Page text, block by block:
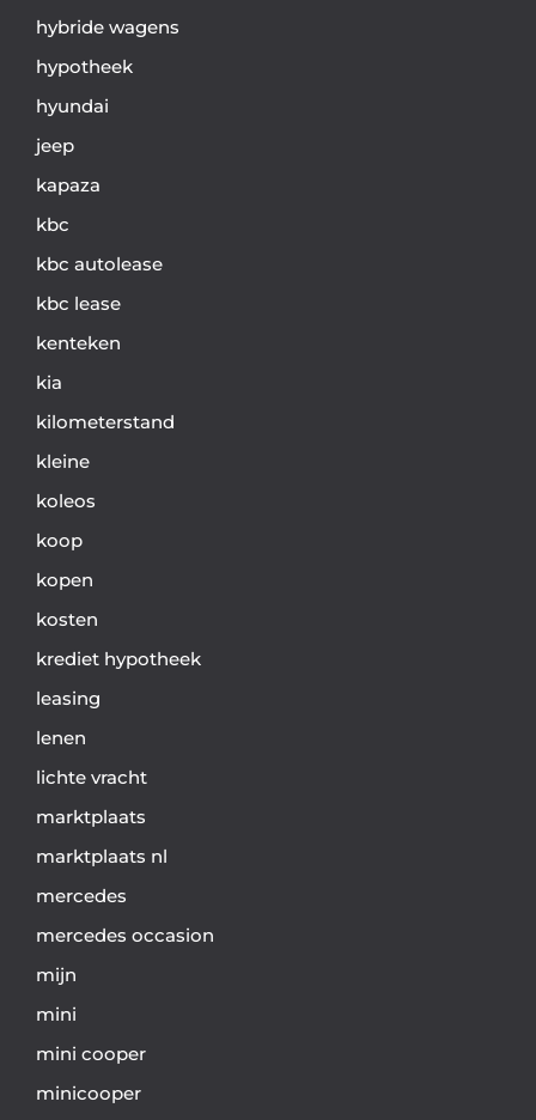
hybride wagens
hypotheek
hyundai
jeep
kapaza
kbc
kbc autolease
kbc lease
kenteken
kia
kilometerstand
kleine
koleos
koop
kopen
kosten
krediet hypotheek
leasing
lenen
lichte vracht
marktplaats
marktplaats nl
mercedes
mercedes occasion
mijn
mini
mini cooper
minicooper